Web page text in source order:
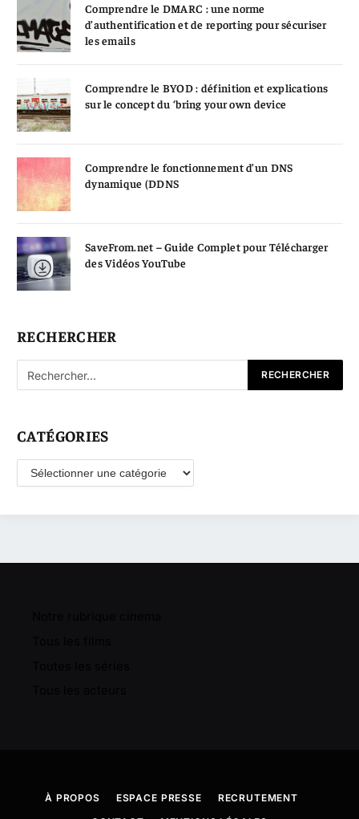
Comprendre le DMARC : une norme
d’authentification et de reporting pour sécuriser
les emails
Comprendre le BYOD : définition et explications
sur le concept du ‘bring your own device
Comprendre le fonctionnement d’un DNS
dynamique (DDNS
SaveFrom.net – Guide Complet pour Télécharger
des Vidéos YouTube
RECHERCHER
CATÉGORIES
Catégories
À PROPOS ESPACE PRESSE
RECRUTEMENT